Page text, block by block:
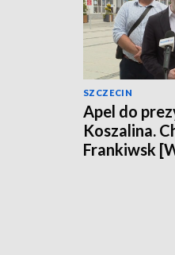
SZCZECIN
Apel do
Koszalina.
Frankiwsk